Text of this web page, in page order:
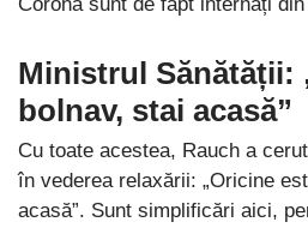
Corona sunt de fapt internați
Ministrul Sănătății:
bolnav, stai acasă”
Cu toate acestea, Rauch a
în vederea relaxării: „Oricine
acasă”. Sunt simplificări aici,